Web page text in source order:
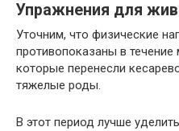
Упражнения для
Уточним, что физические
противопоказаны в
которые перенесли
тяжелые роды.
В этот период лучше